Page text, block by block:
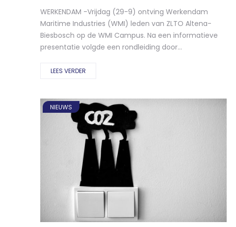
WERKENDAM -Vrijdag (29-9) ontving Werkendam
Maritime Industries (WMI) leden van ZLTO Altena-
Biesbosch op de WMI Campus. Na een informatieve
presentatie volgde een rondleiding door...
LEES VERDER
NIEUWS